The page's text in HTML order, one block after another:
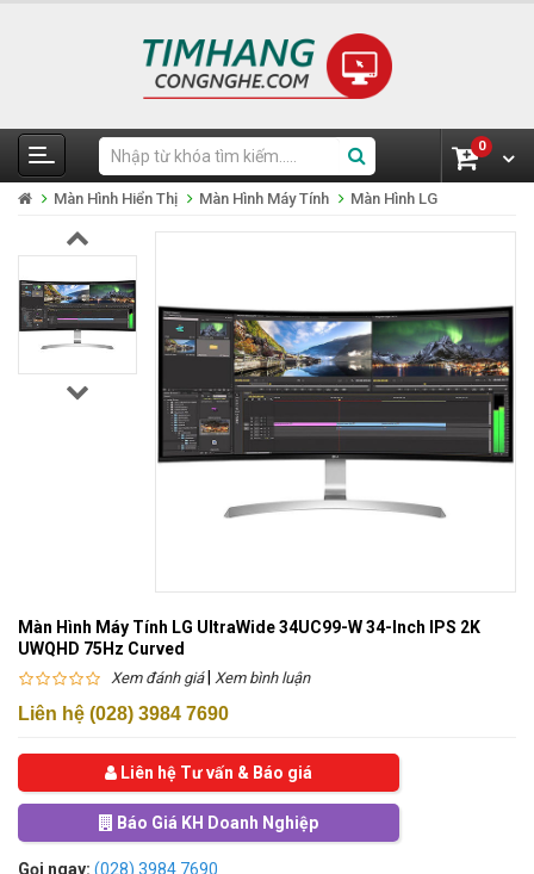
0
Màn Hình Hiển Thị Màn Hình Máy Tính Màn Hình LG
Màn Hình Máy Tính LG UltraWide 34UC99-W 34-Inch IPS 2K
UWQHD 75Hz Curved
Xem đánh giá| Xem bình luận
Liên hệ (028) 3984 7690
Liên hệ Tư vấn & Báo giá
Báo Giá KH Doanh Nghiệp
Gọi ngay: (028) 3984 7690